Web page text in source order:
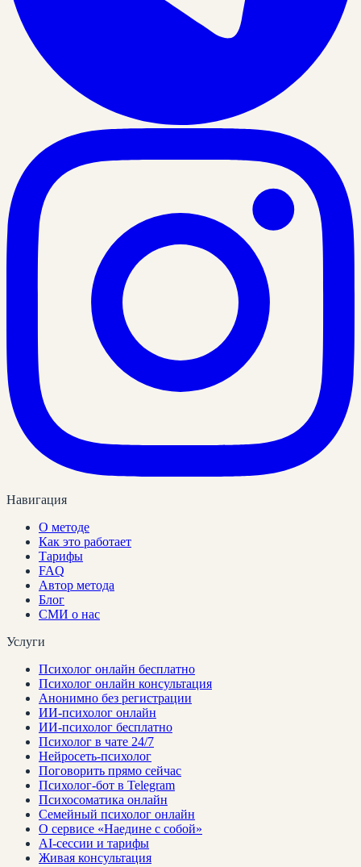
Навигация
О методе
Как это работает
Тарифы
FAQ
Автор метода
Блог
СМИ о нас
Услуги
Психолог онлайн бесплатно
Психолог онлайн консультация
Анонимно без регистрации
ИИ-психолог онлайн
ИИ-психолог бесплатно
Психолог в чате 24/7
Нейросеть-психолог
Поговорить прямо сейчас
Психолог-бот в Telegram
Психосоматика онлайн
Семейный психолог онлайн
О сервисе «Наедине с собой»
AI-сессии и тарифы
Живая консультация